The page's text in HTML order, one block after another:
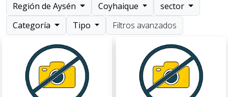
Región de Aysén Coyhaique
sector
Categoría
Tipo Filtros avanzados